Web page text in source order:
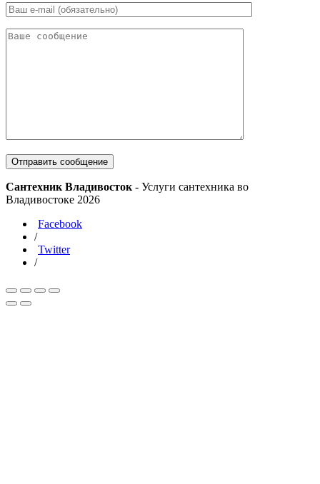
Отправить сообщение
Сантехник Владивосток - Услуги сантехника во
Владивостоке 2026
Facebook
/
Twitter
/